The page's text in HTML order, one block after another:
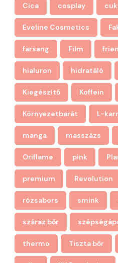
Cica cosplay
Eveline Cosmetics
farsang Film
hialuron hidratáló
Kiegészítő Koffein
Környezetbarát L-
manga masszázs
Oriflame pink
premium Revolution
rózsabors smink
száraz bőr
thermo Tiszta bőr